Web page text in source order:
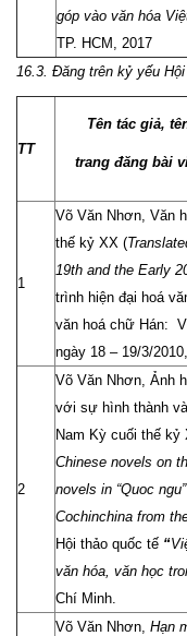
góp vào văn hóa
TP. HCM, 2017
16.3. Đăng trên kỷ yếu
TT
Tên tác giả,
trang đăng bài
1
Võ Văn Nhơn, Văn
thế kỷ XX (
19th and the Early
trình hiện đại hoá
văn hoá chữ Hán:
ngày 18 – 19/3/
2
Võ Văn Nhơn, Ảnh
với sự hình thành
Nam Kỳ cuối thế
Chinese novels on
novels in “Quoc
Cochinchina from
Hội thảo quốc tế “
văn hóa, văn học
Chí Minh.
Võ Văn Nhơn, Hạn